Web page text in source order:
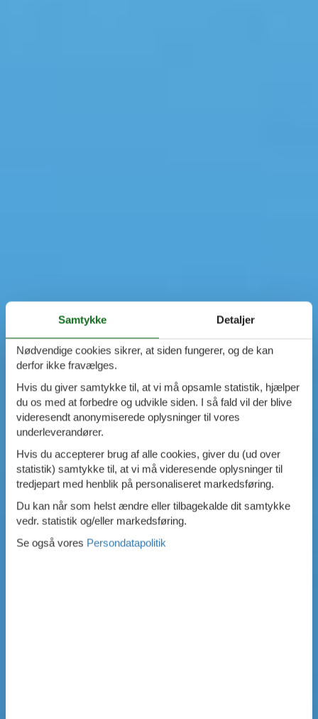
Samtykke Detaljer
Nødvendige cookies sikrer, at siden fungerer, og de kan
derfor ikke fravælges.
Hvis du giver samtykke til, at vi må opsamle statistik, hjælper
du os med at forbedre og udvikle siden. I så fald vil der blive
videresendt anonymiserede oplysninger til vores
underleverandører.
Hvis du accepterer brug af alle cookies, giver du (ud over
statistik) samtykke til, at vi må videresende oplysninger til
tredjepart med henblik på personaliseret markedsføring.
Du kan når som helst ændre eller tilbagekalde dit samtykke
vedr. statistik og/eller markedsføring.
Se også vores Persondatapolitik